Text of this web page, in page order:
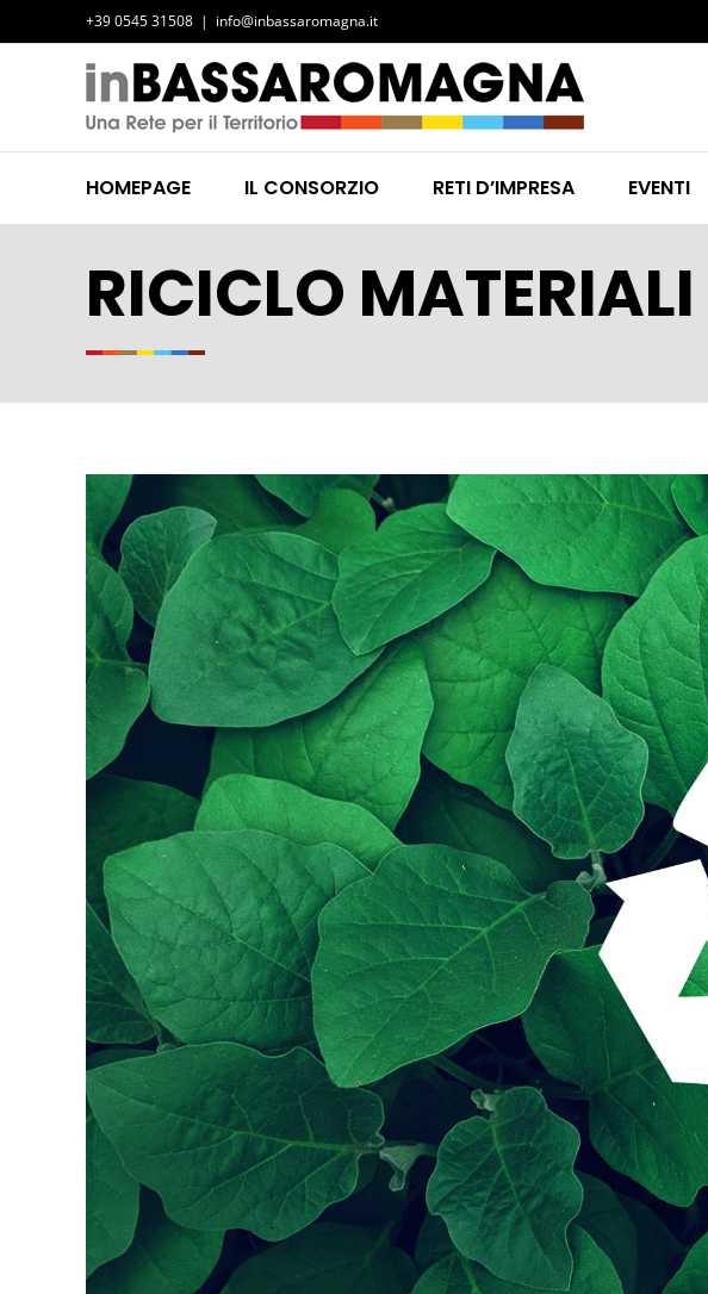
al
contenuto
+39 0545 31508 | info@inbassaromagna.it
HOMEPAGE IL CONSORZIO RETI D’IMPRESA EVENTI
RICICLO MATERIALI